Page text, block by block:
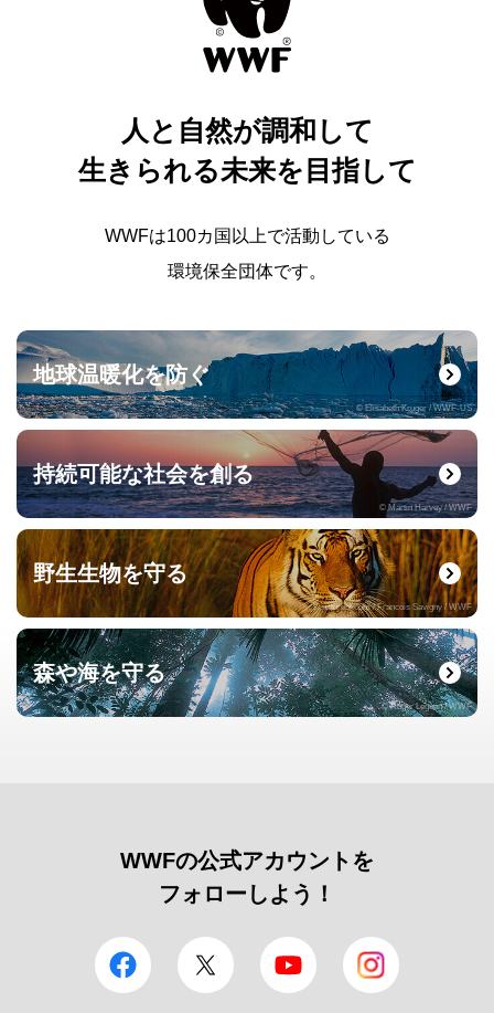
人と自然が調和して
生きられる未来を目指して
WWFは100カ国以上で活動している
環境保全団体です。
地球温暖化を防ぐ
© Elisabeth Kruger / WWF-US
持続可能な社会を創る
© Martin Harvey / WWF
野生生物を守る
© naturepl.com / Francois Savigny / WWF
森や海を守る
© Roger Leguen / WWF
WWFの公式アカウントを
フォローしよう！
facebook Twitter YouTube